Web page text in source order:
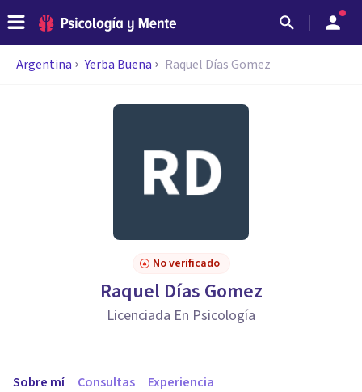
Argentina Yerba Buena Raquel Días Gomez
No verificado
Raquel Días Gomez
Licenciada En Psicología
Sobre mí Consultas Experiencia